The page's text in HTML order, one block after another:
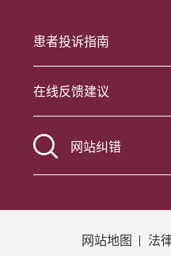
患者投诉指南
在线反馈建议
网站纠错
网站地图 法